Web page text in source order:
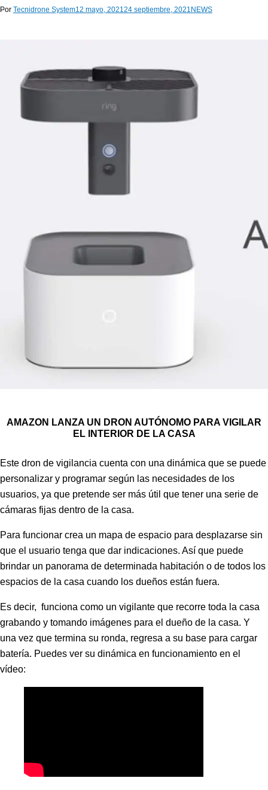
Por Tecnidrone System12 mayo, 202124 septiembre, 2021 NEWS
AMAZON LANZA UN DRON AUTÓNOMO PARA VIGILAR
EL INTERIOR DE LA CASA
Este dron de vigilancia cuenta con una dinámica que se puede
personalizar y programar según las necesidades de los
usuarios, ya que pretende ser más útil que tener una serie de
cámaras fijas dentro de la casa.
Para funcionar crea un mapa de espacio para desplazarse sin
que el usuario tenga que dar indicaciones. Así que puede
brindar un panorama de determinada habitación o de todos los
espacios de la casa cuando los dueños están fuera.
Es decir, funciona como un vigilante que recorre toda la casa
grabando y tomando imágenes para el dueño de la casa. Y
una vez que termina su ronda, regresa a su base para cargar
batería. Puedes ver su dinámica en funcionamiento en el
vídeo: